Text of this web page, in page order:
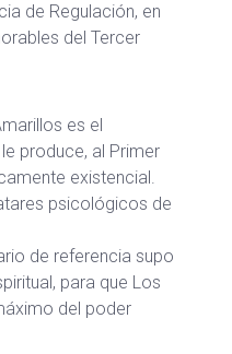
de Regulación, en
del Tercer
es el
produce, al Primer
existencial.
psicológicos de
de referencia supo
para que Los
del poder